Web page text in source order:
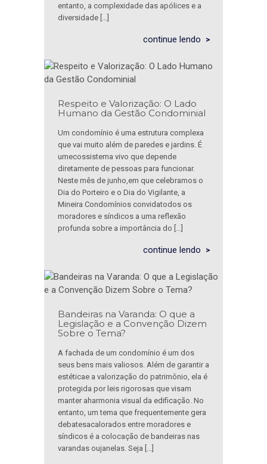
entanto, a complexidade das apólices e a
diversidade […]
continue lendo
Respeito e Valorização: O Lado
Humano da Gestão Condominial
Um condomínio é uma estrutura complexa
que vai muito além de paredes e jardins. É
umecossistema vivo que depende
diretamente de pessoas para funcionar.
Neste mês de junho,em que celebramos o
Dia do Porteiro e o Dia do Vigilante, a
Mineira Condomínios convidatodos os
moradores e síndicos a uma reflexão
profunda sobre a importância do […]
continue lendo
Bandeiras na Varanda: O que a
Legislação e a Convenção Dizem
Sobre o Tema?
A fachada de um condomínio é um dos
seus bens mais valiosos. Além de garantir a
estéticae a valorização do patrimônio, ela é
protegida por leis rigorosas que visam
manter aharmonia visual da edificação. No
entanto, um tema que frequentemente gera
debatesacalorados entre moradores e
síndicos é a colocação de bandeiras nas
varandas oujanelas. Seja […]